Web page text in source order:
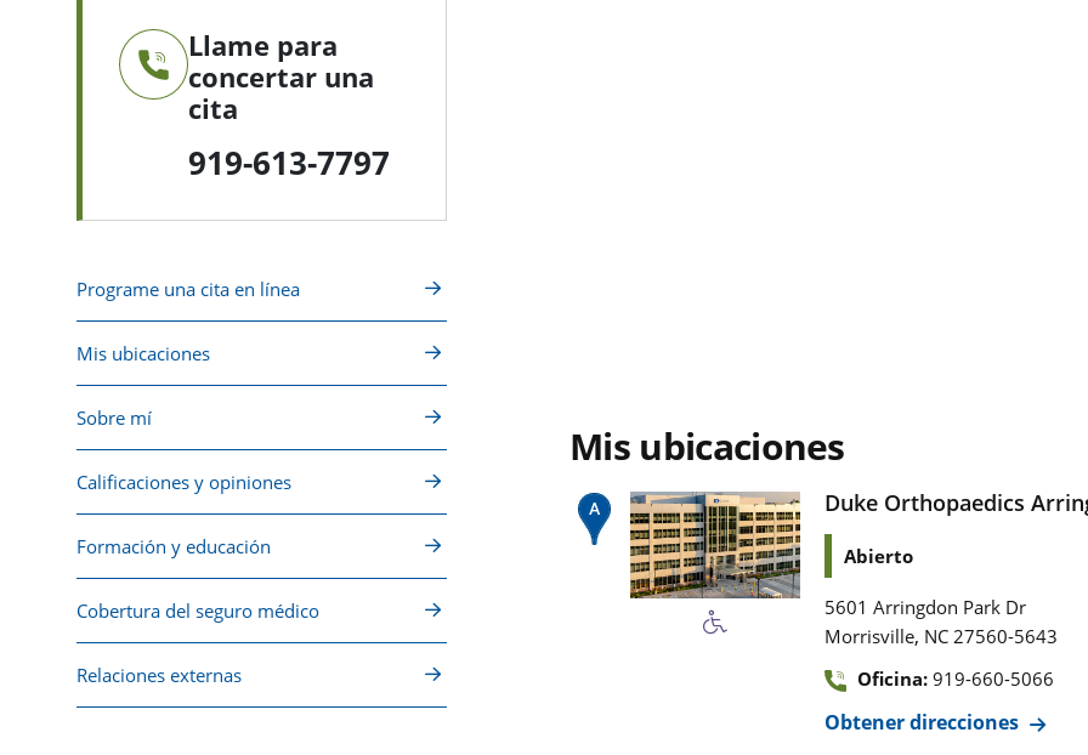
Llame para
concertar una
cita
919-613-7797
Programe una cita en línea
Mis ubicaciones
Sobre mí
Calificaciones y opiniones
Formación y educación
Cobertura del seguro médico
Relaciones externas
Mis ubicaciones
Duke Orthopaedics
Abierto
5601 Arringdon Park Dr
Morrisville, NC 27560-5643
Oficina: 919-660-5066
Obtener direcciones